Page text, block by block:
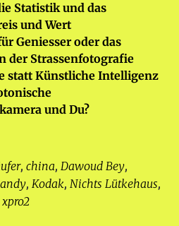
Statistik und das
und Wert
Geniesser oder das
der Strassenfotografie
statt Künstliche Intelligenz
und Du?
, china, Dawoud Bey,
, Kodak, Nichts Lütkehaus,
xpro2